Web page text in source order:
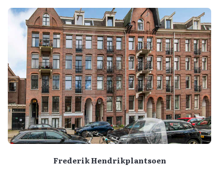
Frederik Hendrikplantsoen